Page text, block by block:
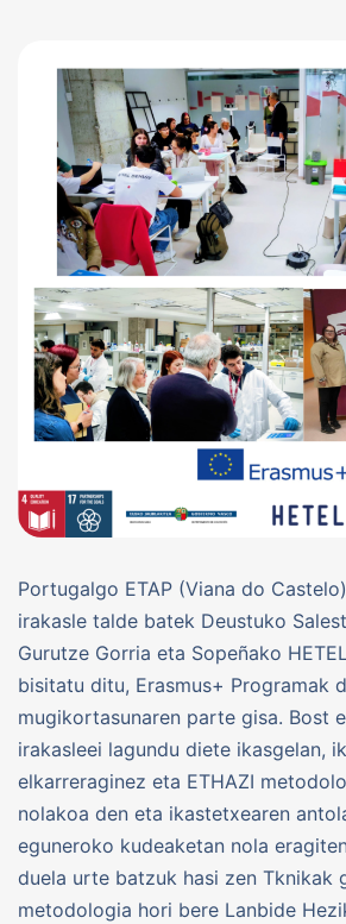
Portugalgo ETAP (Viana do
irakasle talde batek Deustuko
Gurutze Gorria eta Sopeñako
bisitatu ditu, Erasmus+ Programak
mugikortasunaren parte gisa. Bost
irakasleei lagundu diete ikasgelan,
elkarreraginez eta ETHAZI
nolakoa den eta ikastetxearen
eguneroko kudeaketan nola
duela urte batzuk hasi zen Tknikak
metodologia hori bere Lanbide